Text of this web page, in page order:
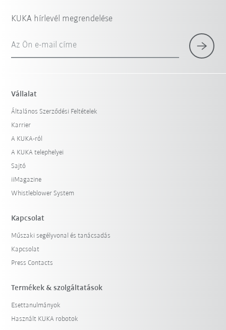
KUKA hírlevél megrendelése
Az Ön e-mail címe
Vállalat
Általános Szerződési Feltételek
Karrier
A KUKA-ról
A KUKA telephelyei
Sajtó
iiMagazine
Whistleblower System
Kapcsolat
Műszaki segélyvonal és tanácsadás
Kapcsolat
Press Contacts
Termékek & szolgáltatások
Esettanulmányok
Használt KUKA robotok